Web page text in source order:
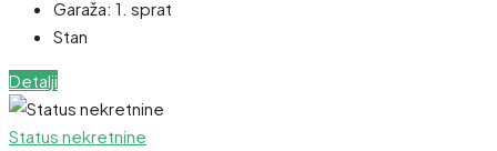
Garaža: 1. sprat
Stan
Detalji
Status nekretnine